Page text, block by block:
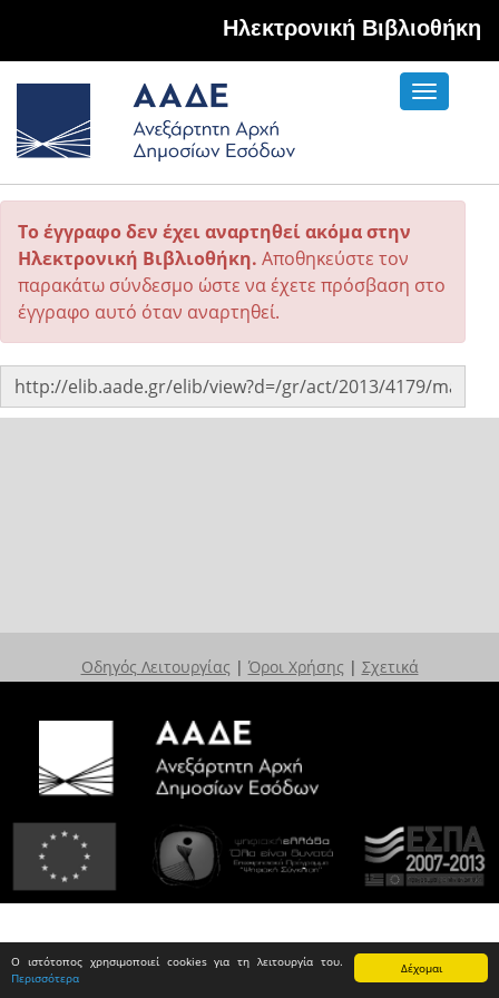
Δέχομαι
Ο ιστότοπος χρησιμοποιεί cookies για τη λειτουργία του.
Περισσότερα
Hλεκτρονική Βιβλιοθήκη
Toggle
Το έγγραφο δεν έχει αναρτηθεί ακόμα στην
Ηλεκτρονική Βιβλιοθήκη. Αποθηκεύστε τον
παρακάτω σύνδεσμο ώστε να έχετε πρόσβαση στο
έγγραφο αυτό όταν αναρτηθεί.
Οδηγός Λειτουργίας | Όροι Χρήσης | Σχετικά